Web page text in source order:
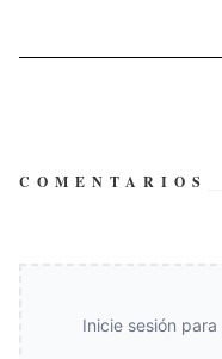
COMENTARIOS
Inicie sesión